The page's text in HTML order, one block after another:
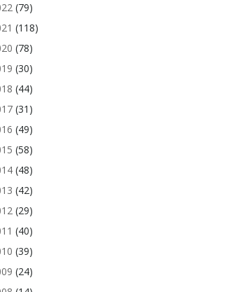
(79)
(118)
(78)
(30)
(44)
(31)
(49)
(58)
(48)
(42)
(29)
(40)
(39)
(24)